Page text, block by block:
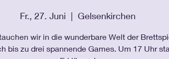
Fr., 27. Juni
  |
Gelsenkirchen
wir in die wunderbare Welt der
bis zu drei spannende Games. Um 17 Uhr